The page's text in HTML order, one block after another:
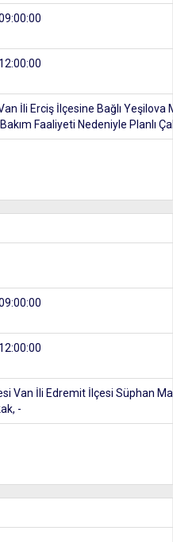
İli Erciş İlçesine Bağlı
Faaliyeti Nedeniyle Planlı
Van İli Edremit İlçesi Süphan
-